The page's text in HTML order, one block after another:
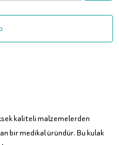
kaliteli malzemelerden
bir medikal üründür. Bu kulak